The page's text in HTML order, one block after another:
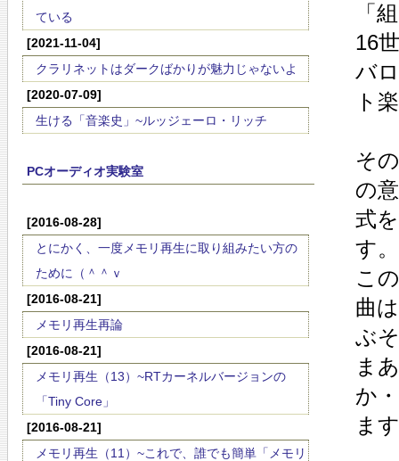
ている
[2021-11-04]
クラリネットはダークばかりが魅力じゃないよ
[2020-07-09]
生ける「音楽史」~ルッジェーロ・リッチ
PCオーディオ実験室
[2016-08-28]
とにかく、一度メモリ再生に取り組みたい方の
ために（＾＾ｖ
[2016-08-21]
メモリ再生再論
[2016-08-21]
メモリ再生（13）~RTカーネルバージョンの
「Tiny Core」
[2016-08-21]
メモリ再生（11）~これで、誰でも簡単「メモリ
「
16
バ
ト
そ
の
式
す。
こ
曲
ぶ
ま
か
ま